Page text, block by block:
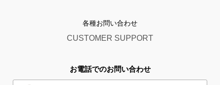
各種お問い合わせ
CUSTOMER SUPPORT
お電話でのお問い合わせ